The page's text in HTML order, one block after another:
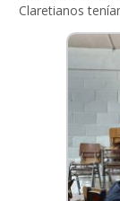
Claretianos